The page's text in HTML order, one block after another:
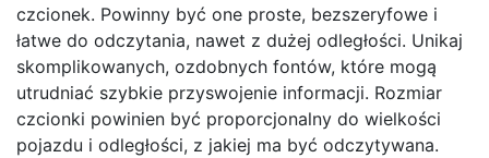
czcionek. Powinny być one proste, bezszeryfowe i
łatwe do odczytania, nawet z dużej odległości. Unikaj
skomplikowanych, ozdobnych fontów, które mogą
utrudniać szybkie przyswojenie informacji. Rozmiar
czcionki powinien być proporcjonalny do wielkości
pojazdu i odległości, z jakiej ma być odczytywana.